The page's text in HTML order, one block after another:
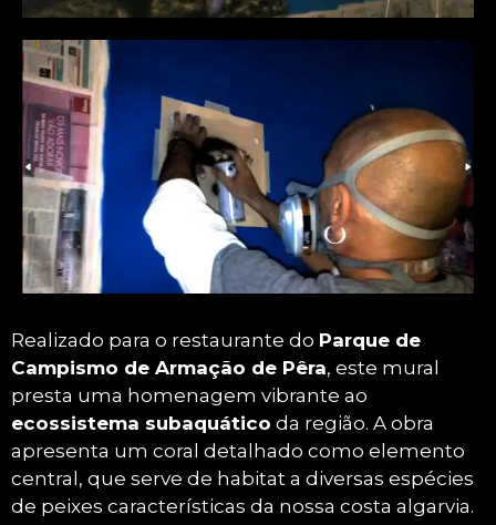
Processo Peixes do Coral
Definição da Composição Subaquática!
Nesta fase, a direcção do movimento dos
peixes em direcção ao coral já está definida.
O fundo azul da água ainda se encontra em
tons planos, aguardando a aplicação da luz
e da profundidade, o que transformará esta
cena na experiência imersiva final.
Ecossistema Marinho
Precisão através do Stencil! Nesta fase, estou
a aplicar a cor num dos peixes do mural,
utilizando a técnica de stencil. É este
método que permite criar as formas e
texturas precisas das espécies marinhas,
garantindo a fidelidade e a riqueza do
Realizado para o restaurante do Parque de
Campismo de Armação de Pêra, este mural
presta uma homenagem vibrante ao
ecossistema subaquático da região. A obra
apresenta um coral detalhado como elemento
central, que serve de habitat a diversas espécies
de peixes características da nossa costa algarvia.